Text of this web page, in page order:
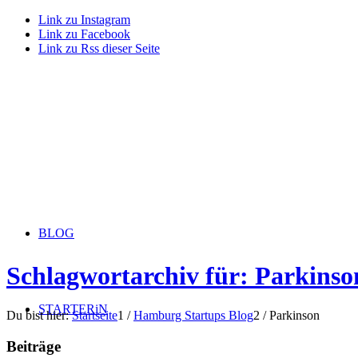
Link zu Instagram
Link zu Facebook
Link zu Rss dieser Seite
BLOG
STARTERiN
Schlagwortarchiv für:
Du bist hier: Startseite1 / Hamburg Startups Blog2 / Parkinson
Beiträge